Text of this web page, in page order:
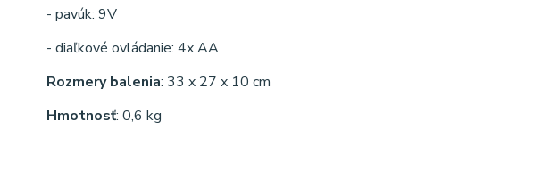
- pavúk: 9V
- diaľkové ovládanie: 4x AA
Rozmery balenia: 33 x 27 x 10 cm
Hmotnosť: 0,6 kg